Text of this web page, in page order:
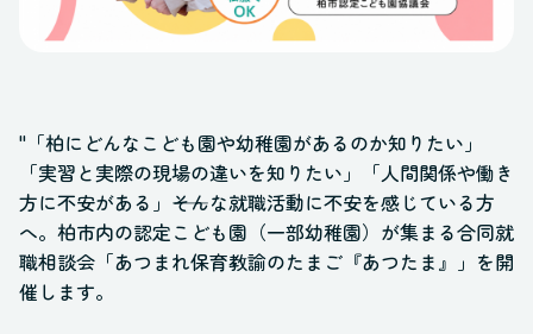
"「柏にどんなこども園や幼稚園があるのか知りたい」
「実習と実際の現場の違いを知りたい」「人間関係や働き
方に不安がある」――そんな就職活動に不安を感じている方
へ。柏市内の認定こども園（一部幼稚園）が集まる合同就
職相談会「あつまれ保育教諭のたまご『あつたま』」を開
催します。